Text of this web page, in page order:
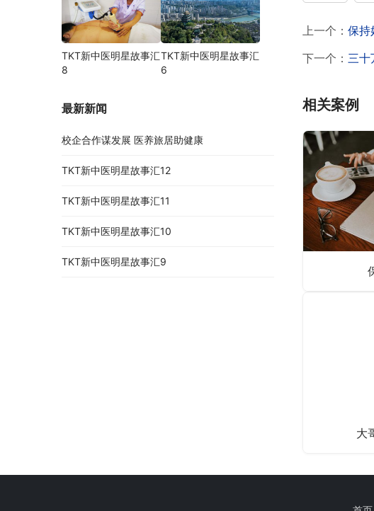
上一个： 保持
下一个： 三十
相关案例
大
TKT新中医明星故事汇
8
TKT新中医明星故事汇
6
最新新闻
校企合作谋发展 医养旅居助健康
TKT新中医明星故事汇12
TKT新中医明星故事汇11
TKT新中医明星故事汇10
TKT新中医明星故事汇9